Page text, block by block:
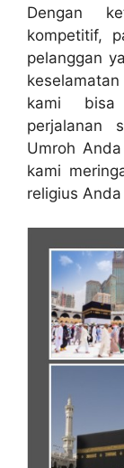
Dengan
kompetitif,
pelanggan
kami bisa
perjalanan
Umroh
kami
religius